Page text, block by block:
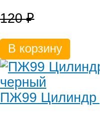
120₽
В корзину
ПЖ99 Цилиндр